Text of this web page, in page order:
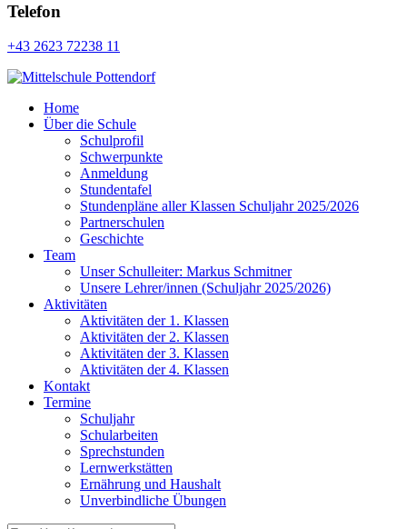
Telefon
+43 2623 72238 11
Home
Über die Schule
Schulprofil
Schwerpunkte
Anmeldung
Stundentafel
Stundenpläne aller Klassen Schuljahr 2025/2026
Partnerschulen
Geschichte
Team
Unser Schulleiter: Markus Schmitner
Unsere Lehrer/innen (Schuljahr 2025/2026)
Aktivitäten
Aktivitäten der 1. Klassen
Aktivitäten der 2. Klassen
Aktivitäten der 3. Klassen
Aktivitäten der 4. Klassen
Kontakt
Termine
Schuljahr
Schularbeiten
Sprechstunden
Lernwerkstätten
Ernährung und Haushalt
Unverbindliche Übungen